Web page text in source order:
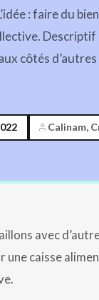
: faire du
côtés
Calinam,
avec
une caisse